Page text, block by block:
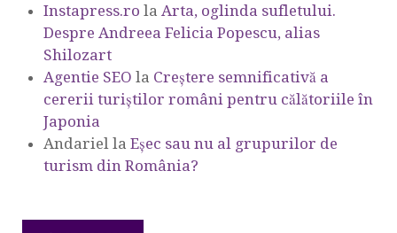
Instapress.ro la Arta, oglinda sufletului.
Despre Andreea Felicia Popescu, alias
Shilozart
Agentie SEO la Creștere semnificativă a
cererii turiștilor români pentru călătoriile în
Japonia
Andariel la Eşec sau nu al grupurilor de
turism din România?